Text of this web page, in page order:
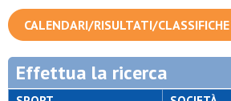
CALENDARI/RISULTATI/CLASSIFICHE
Effettua la ricerca